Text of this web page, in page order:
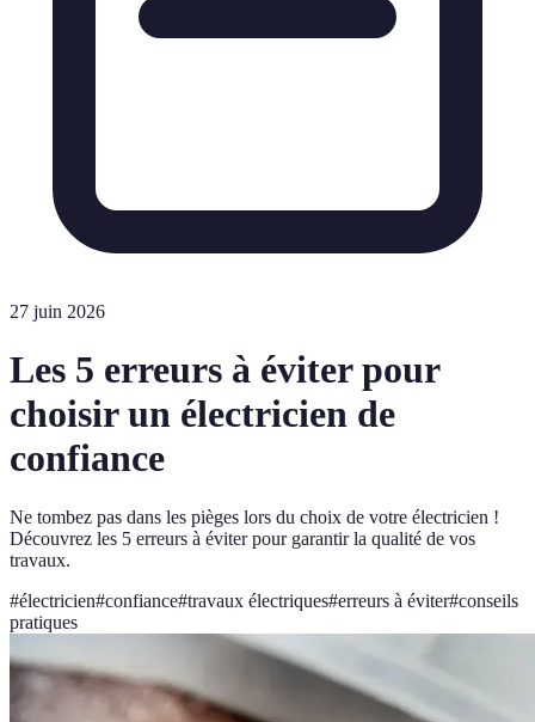
27 juin 2026
Les 5 erreurs à éviter pour
choisir un électricien de
confiance
Ne tombez pas dans les pièges lors du choix de votre électricien !
Découvrez les 5 erreurs à éviter pour garantir la qualité de vos
travaux.
#électricien#confiance#travaux électriques#erreurs à éviter#conseils
pratiques